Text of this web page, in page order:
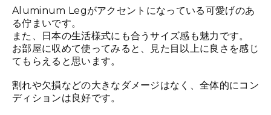
Aluminum Legがアクセントになっている可愛げのあ
る佇まいです。
また、日本の生活様式にも合うサイズ感も魅力です。
お部屋に収めて使ってみると、見た目以上に良さを感じ
てもらえると思います。
割れや欠損などの大きなダメージはなく、全体的にコン
ディションは良好です。